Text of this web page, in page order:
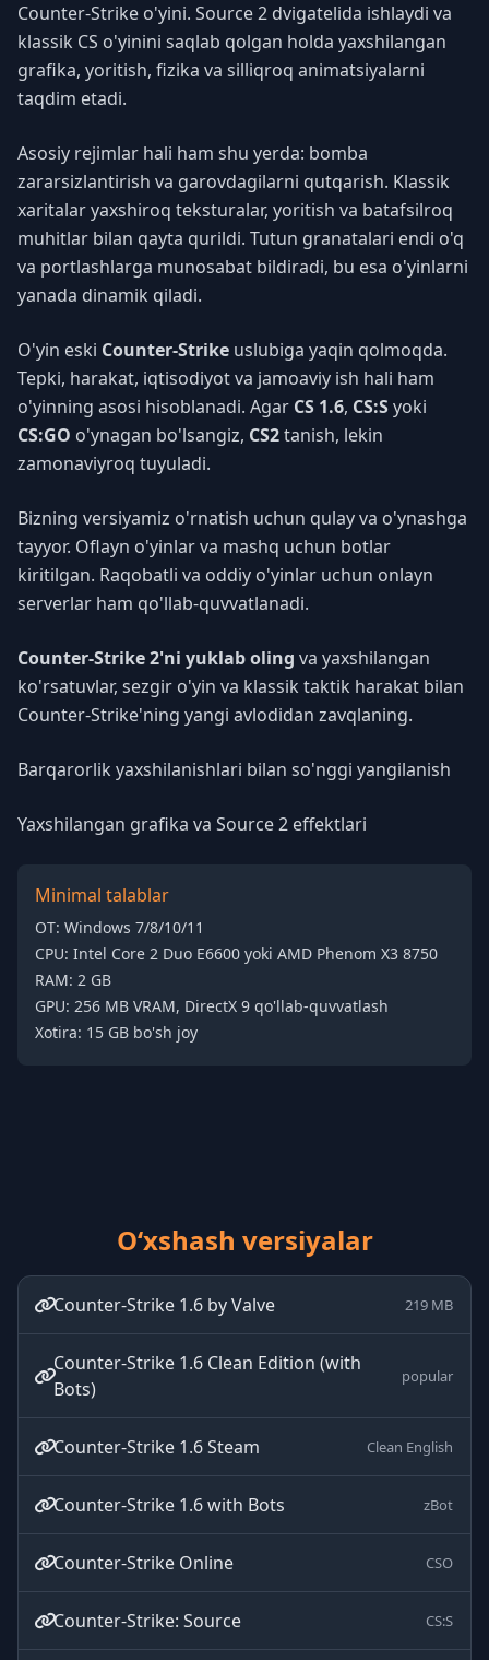
Counter-Strike o'yini. Source 2 dvigatelida ishlaydi va
klassik CS o'yinini saqlab qolgan holda yaxshilangan
grafika, yoritish, fizika va silliqroq animatsiyalarni
taqdim etadi.
Asosiy rejimlar hali ham shu yerda: bomba
zararsizlantirish va garovdagilarni qutqarish. Klassik
xaritalar yaxshiroq teksturalar, yoritish va batafsilroq
muhitlar bilan qayta qurildi. Tutun granatalari endi o'q
va portlashlarga munosabat bildiradi, bu esa o'yinlarni
yanada dinamik qiladi.
O'yin eski Counter-Strike uslubiga yaqin qolmoqda.
Tepki, harakat, iqtisodiyot va jamoaviy ish hali ham
o'yinning asosi hisoblanadi. Agar CS 1.6, CS:Syoki
CS:GO o'ynagan bo'lsangiz, CS2tanish, lekin
zamonaviyroq tuyuladi.
Bizning versiyamiz o'rnatish uchun qulay va o'ynashga
tayyor. Oflayn o'yinlar va mashq uchun botlar
kiritilgan. Raqobatli va oddiy o'yinlar uchun onlayn
serverlar ham qo'llab-quvvatlanadi.
Counter-Strike 2'ni yuklab oling va yaxshilangan
ko'rsatuvlar, sezgir o'yin va klassik taktik harakat bilan
Counter-Strike'ning yangi avlodidan zavqlaning.
Barqarorlik yaxshilanishlari bilan so'nggi yangilanish
Yaxshilangan grafika va Source 2 effektlari
Minimal talablar
OT: Windows 7/8/10/11
CPU: Intel Core 2 Duo E6600 yoki AMD Phenom X3 8750
RAM: 2 GB
GPU: 256 MB VRAM, DirectX 9 qo'llab-quvvatlash
Xotira: 15 GB bo'sh joy
O‘xshash versiyalar
Counter-Strike 1.6 by Valve 219 MB
Counter-Strike 1.6 Clean Edition (with
Bots)
popular
Counter-Strike 1.6 Steam Clean English
Counter-Strike 1.6 with Bots zBot
Counter-Strike Online CSO
Counter-Strike: Source CS:S